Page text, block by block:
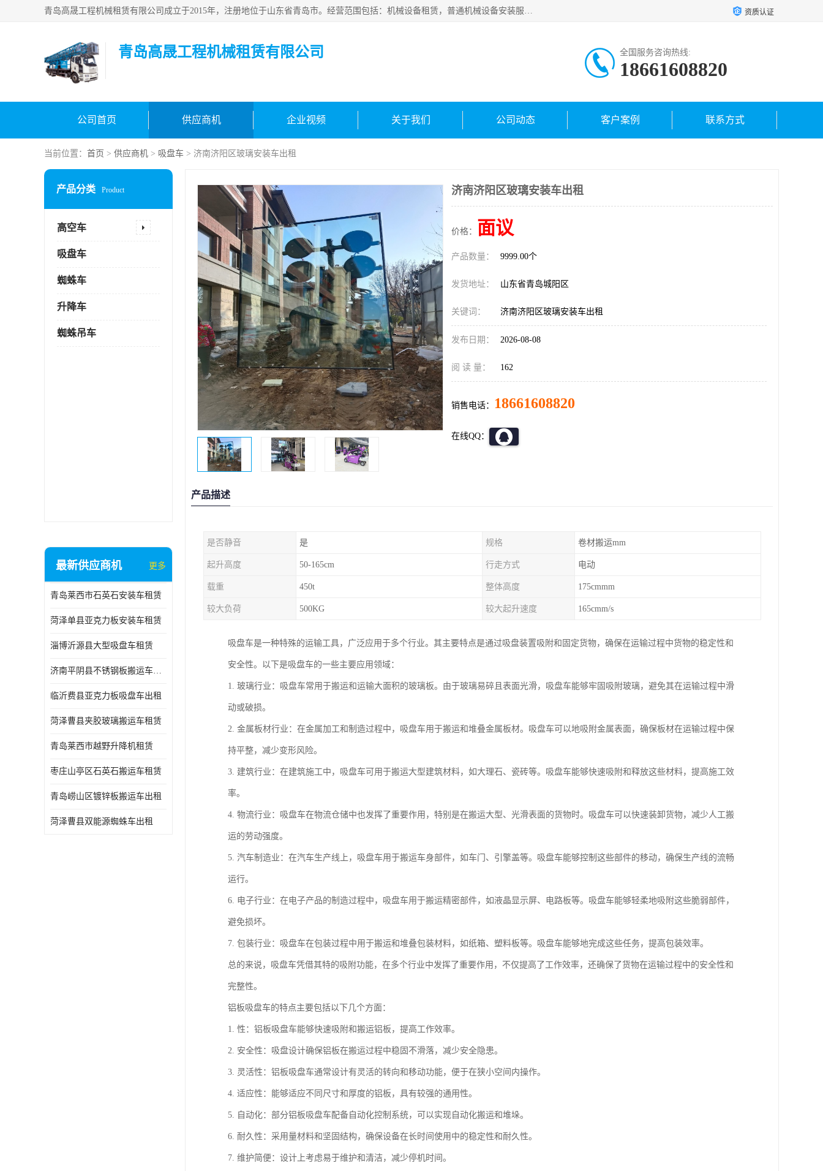
青岛高晟工程机械租赁有限公司成立于2015年，注册地位于山东省青岛市。经营范围包括：机械设备租赁，普通机械设备安装服务，电子、机械设备维护，专用设备修理，通用设备修理，机械设备销售，环境保护专用设备销售，建筑材料销售，专业保洁、清洗、消毒服务，劳动保护用品销售，信息技术咨询服务，汽车拖车、求援、清障服务，物业管理；工程管理服务，货物进出口，技术进出口，汽车销售，新能源汽车整车销售等。 资质认证
青岛高晟工程机械租赁有限公司 全国服务咨询热线:
18661608820
公司首页 供应商机 企业视频 关于我们 公司动态 客户案例 联系方式
当前位置： 首页 > 供应商机 > 吸盘车 > 济南济阳区玻璃安装车出租
产品分类 Product
高空车
吸盘车
蜘蛛车
升降车
蜘蛛吊车
最新供应商机 更多
青岛莱西市石英石安装车租赁
菏泽单县亚克力板安装车租赁
淄博沂源县大型吸盘车租赁
济南平阴县不锈钢板搬运车出租
临沂费县亚克力板吸盘车出租
菏泽曹县夹胶玻璃搬运车租赁
青岛莱西市越野升降机租赁
枣庄山亭区石英石搬运车租赁
青岛崂山区镀锌板搬运车出租
菏泽曹县双能源蜘蛛车出租
济南济阳区玻璃安装车出租
价格： 面议
产品数量： 9999.00个
发货地址： 山东省青岛城阳区
关键词： 济南济阳区玻璃安装车出租
发布日期： 2026-08-08
阅 读 量： 162
销售电话： 18661608820
在线QQ：
产品描述
是否静音 是 规格 卷材搬运mm
起升高度 50-165cm 行走方式 电动
载重 450t 整体高度 175cmmm
较大负荷 500KG 较大起升速度 165cmm/s
吸盘车是一种特殊的运输工具，广泛应用于多个行业。其主要特点是通过吸盘装置吸附和固定货物，确保在运输过程中货物的稳定性和
安全性。以下是吸盘车的一些主要应用领域：
1. 玻璃行业：吸盘车常用于搬运和运输大面积的玻璃板。由于玻璃易碎且表面光滑，吸盘车能够牢固吸附玻璃，避免其在运输过程中滑
动或破损。
2. 金属板材行业：在金属加工和制造过程中，吸盘车用于搬运和堆叠金属板材。吸盘车可以地吸附金属表面，确保板材在运输过程中保
持平整，减少变形风险。
3. 建筑行业：在建筑施工中，吸盘车可用于搬运大型建筑材料，如大理石、瓷砖等。吸盘车能够快速吸附和释放这些材料，提高施工效
率。
4. 物流行业：吸盘车在物流仓储中也发挥了重要作用，特别是在搬运大型、光滑表面的货物时。吸盘车可以快速装卸货物，减少人工搬
运的劳动强度。
5. 汽车制造业：在汽车生产线上，吸盘车用于搬运车身部件，如车门、引擎盖等。吸盘车能够控制这些部件的移动，确保生产线的流畅
运行。
6. 电子行业：在电子产品的制造过程中，吸盘车用于搬运精密部件，如液晶显示屏、电路板等。吸盘车能够轻柔地吸附这些脆弱部件，
避免损坏。
7. 包装行业：吸盘车在包装过程中用于搬运和堆叠包装材料，如纸箱、塑料板等。吸盘车能够地完成这些任务，提高包装效率。
总的来说，吸盘车凭借其特的吸附功能，在多个行业中发挥了重要作用，不仅提高了工作效率，还确保了货物在运输过程中的安全性和
完整性。
铝板吸盘车的特点主要包括以下几个方面：
1. 性：铝板吸盘车能够快速吸附和搬运铝板，提高工作效率。
2. 安全性：吸盘设计确保铝板在搬运过程中稳固不滑落，减少安全隐患。
3. 灵活性：铝板吸盘车通常设计有灵活的转向和移动功能，便于在狭小空间内操作。
4. 适应性：能够适应不同尺寸和厚度的铝板，具有较强的通用性。
5. 自动化：部分铝板吸盘车配备自动化控制系统，可以实现自动化搬运和堆垛。
6. 耐久性：采用量材料和坚固结构，确保设备在长时间使用中的稳定性和耐久性。
7. 维护简便：设计上考虑易于维护和清洁，减少停机时间。